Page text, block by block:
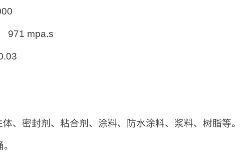
mpa.s
、密封剂、粘合剂、涂料、防水涂料、浆料、树脂等。